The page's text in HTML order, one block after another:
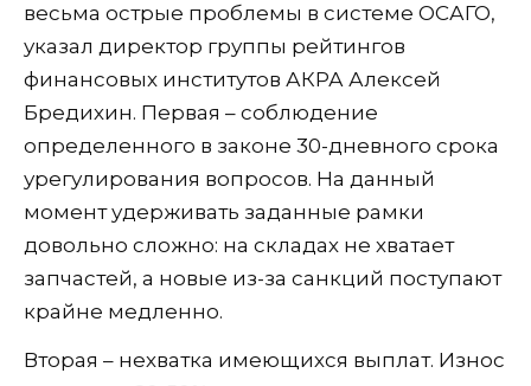
весьма острые проблемы в системе ОСАГО,
указал директор группы рейтингов
финансовых институтов АКРА Алексей
Бредихин. Первая – соблюдение
определенного в законе 30-дневного срока
урегулирования вопросов. На данный
момент удерживать заданные рамки
довольно сложно: на складах не хватает
запчастей, а новые из-за санкций поступают
крайне медленно.
Вторая – нехватка имеющихся выплат. Износ